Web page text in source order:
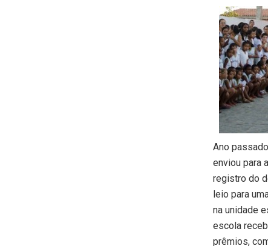
Ano
enviou para
registro do
leio para
na unidade
escola
prêmios,